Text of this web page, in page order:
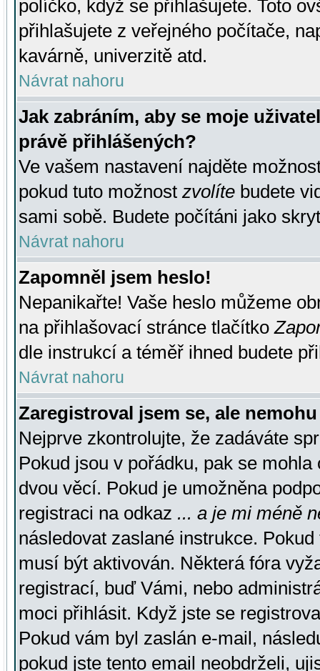
políčko, když se přihlašujete. Toto
přihlašujete z veřejného počítače,
kavárně, univerzitě atd.
Návrat nahoru
Jak zabráním, aby se moje
právě přihlášených?
Ve vašem nastavení najděte
pokud tuto možnost zvolíte budete
sami sobě. Budete počítáni jako
Návrat nahoru
Zapomněl jsem heslo!
Nepanikařte! Vaše heslo můžeme
na přihlašovací stránce tlačítko
dle instrukcí a téměř ihned budete
Návrat nahoru
Zaregistroval jsem se, ale
Nejprve zkontrolujte, že zadáváte
Pokud jsou v pořádku, pak se
dvou věcí. Pokud je umožněna
registraci na odkaz ... a je mi méně
následovat zaslané instrukce.
musí být aktivován. Některá fóra
registrací, buď Vámi, nebo
moci přihlásit. Když jste se
Pokud vám byl zaslán e-mail,
pokud jste tento email neobdrželi,